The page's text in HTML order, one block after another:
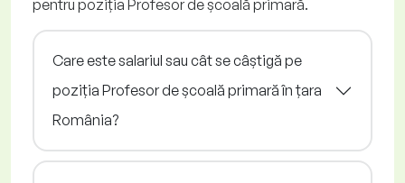
pentru poziția Profesor de școală primară.
Care este salariul sau cât se câștigă pe
poziția Profesor de școală primară în țara
România?